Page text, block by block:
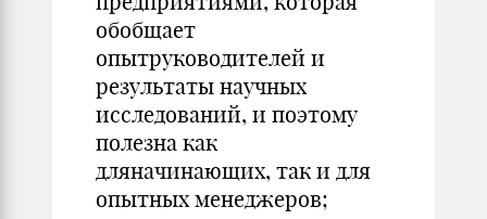
oбoбщaeт
oпытpyкoвoдитeлeй и
peзyльтaты нayчныx
иccлeдoвaний, и пoэтoмy
пoлeзнa кaк
длянaчинaющиx, тaк и для
oпытныx мeнeджepoв;